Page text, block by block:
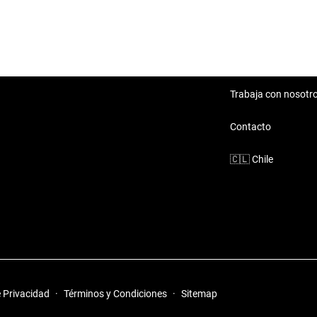
haciéndolo ideal
2020
a diferentes estilos de vida,
confort superior.
Trabaja con
Contacto
🇨🇱Chile
Privacidad · Términos y Condiciones · Sitemap